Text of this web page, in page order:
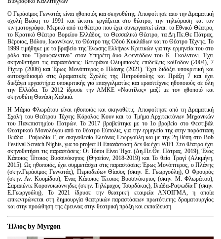
Ο Γεράσιμος Γεννατάς είναι ηθοποιός και σκηνοθέτης. Αποφοίτησε απο την Δραματική
σχολή Βεάκη το 1991 και έκτοτε εργάζεται στο θέατρο, την τηλεόραση και τον
κινηματογράφο. Μερικά από τα θέατρα που έχει συνεργαστεί είναι: το Εθνικό Θέατρο,
το Κρατικό Θέατρο Βορείου Ελλάδος, το Θεσσαλικό Θέατρο, τα Δη.Πε.Θε Πάτρας,
Βέροιας, Βόλου, Ιωαννίνων, το Θέατρο της Οδού Κυκλάδων και το Θέατρο Τέχνης. Το
1999 τιμήθηκε με το βραβείο της Ένωσης Ελλήνων Κριτικών για την ερμηνεία του στο
ρόλο του "Τρουφαλντινο" στον Υπηρέτη δυο Αφεντάδων του Κ. Γκολντονι. Έχει
σκηνοθετήσει τις παραστάσεις: Βετεράνοι-Ολυμπιακές επιδείξεις καθ'οδον (2004), 7
Ρίχτερ (2006) και Έρως Μονόπτερος ο Πλάνης (2021). Έχει διδάξει υποκριτική και
αυτοσχεδιασμό στις Δραματικές Σχολές της Πετρούπολης και Πράξη 7 και έχει
διεξάγει εργαστήρια υποκριτικής για επαγγελματίες και ερασιτέχνες ηθοποιούς σε όλη
την Ελλάδα. Το 2012 ίδρυσε την ΑΜΚΕ «Ναυτίλος» μαζί με τον ηθοποιό και
σκηνοθέτη Θανάση Χαλκιά.
H Μάρια Φλωράτου είναι ηθοποιός και σκηνοθέτις. Αποφοίτησε από τη Δραματική
Σχολή του Θεάτρου Τέχνης Κάρολος Κουν και το Τμήμα Αρχιτεκτόνων Μηχανικών
του Πανεπιστημίου Πατρών. Το 2017 βραβεύτηκε με το 1ο βραβείο στο Φεστιβάλ
Θεατρικού Μονολόγου από το θέατρο Εύπολις, για την ερμηνεία της στην παράσταση
Ιλιάδα - Ραψωδία Γ, σε σκηνοθεσία Ελεάνας Γεωργούλη και με την 2η θέση στο Bob
Festival Scratch Nights, για το project Η Επανάσταση δεν θα έχει WiFi. Στο θέατρο έχει
σκηνοθετήσει τις παραστάσεις: Οι Τόποι Είναι Ήχοι (Δη.Πε.Θε. Πάτρας, 2019), Ένας
Κάποιος Τέτοιος Βυσσινόκηπος (Θησείον, 2018-2019) και Το θείο Τραγί (Αλκμήνη,
2015). Ως ηθοποιός, έχει συμμετάσχει στις παραστάσεις: Έρως Μονόπτερος, ο Πλάνης
(σκην.Γεράσιμος Γεννατάς), Περιοδεύων Θίασος (σκην. Ε. Γεωργούλη), Ο Φρουρός
(σκην. Αν. Κουμίδου), Ένας Κάποιος Τέτοιος Βυσσινόκηπος (σκην. Μ. Φλωράτου),
Σαραπέντε Κορονοϊωάννηδες (σκην. Τηλέμαχος Τσαρδάκας), Ιλιάδα-Ραψωδία Γ (σκην.
Ε.Γεωργούλη), Το 2021 ίδρυσε την θεατρική εταιρεία ΑΝΟΙΓΜΑ, η οποία
επικεντρώνεται στη δημιουργία θεατρικών παραστάσεων πρωτότυπης δραματουργίας
και στην προώθηση της έρευνας στην θεατρική πράξη και εκπαίδευση.
Ήλιος by Myrgon